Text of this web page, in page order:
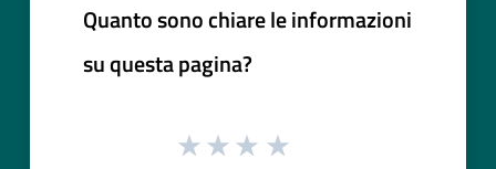
Quanto sono chiare le informazioni
su questa pagina?